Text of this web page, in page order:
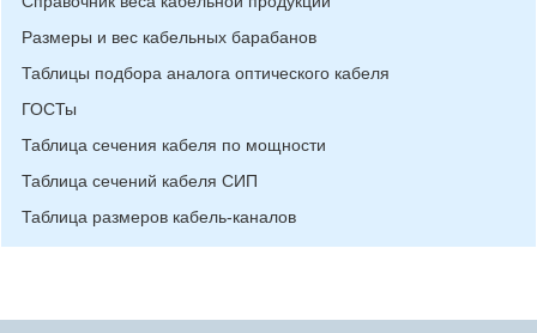
Размеры и вес кабельных барабанов
Таблицы подбора аналога оптического кабеля
ГОСТы
Таблица сечения кабеля по мощности
Таблица сечений кабеля СИП
Таблица размеров кабель-каналов